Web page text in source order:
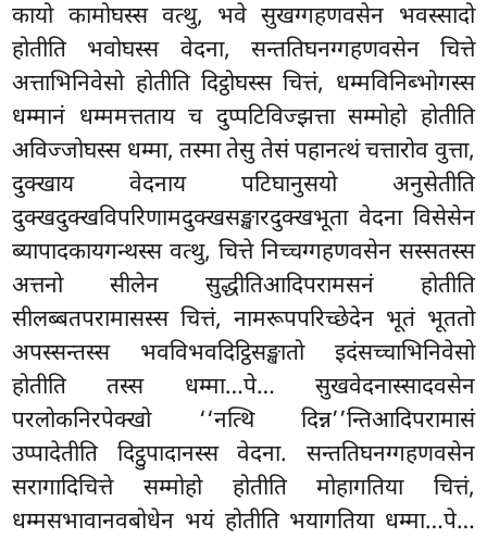
कायो कामोघस्स वत्थु, भवे सुखग्गहणवसेन भवस्सादो
होतीति भवोघस्स वेदना, सन्ततिघनग्गहणवसेन चित्ते
अत्ताभिनिवेसो होतीति दिट्ठोघस्स चित्तं, धम्मविनिब्भोगस्स
धम्मानं धम्ममत्तताय च दुप्पटिविज्झत्ता सम्मोहो होतीति
अविज्जोघस्स धम्मा, तस्मा तेसु तेसं पहानत्थं चत्तारोव वुत्ता,
दुक्खाय वेदनाय पटिघानुसयो अनुसेतीति
दुक्खदुक्खविपरिणामदुक्खसङ्खारदुक्खभूता वेदना विसेसेन
ब्यापादकायगन्थस्स वत्थु, चित्ते निच्चग्गहणवसेन सस्सतस्स
अत्तनो सीलेन सुद्धीतिआदिपरामसनं होतीति
सीलब्बतपरामासस्स चित्तं, नामरूपपरिच्छेदेन भूतं भूततो
अपस्सन्तस्स भवविभवदिट्ठिसङ्खातो इदंसच्चाभिनिवेसो
होतीति तस्स धम्मा…पे… सुखवेदनास्सादवसेन
परलोकनिरपेक्खो ‘‘नत्थि दिन्न’’न्तिआदिपरामासं
उप्पादेतीति दिट्ठुपादानस्स वेदना. सन्ततिघनग्गहणवसेन
सरागादिचित्ते सम्मोहो होतीति मोहागतिया चित्तं,
धम्मसभावानवबोधेन भयं होतीति भयागतिया धम्मा…पे…